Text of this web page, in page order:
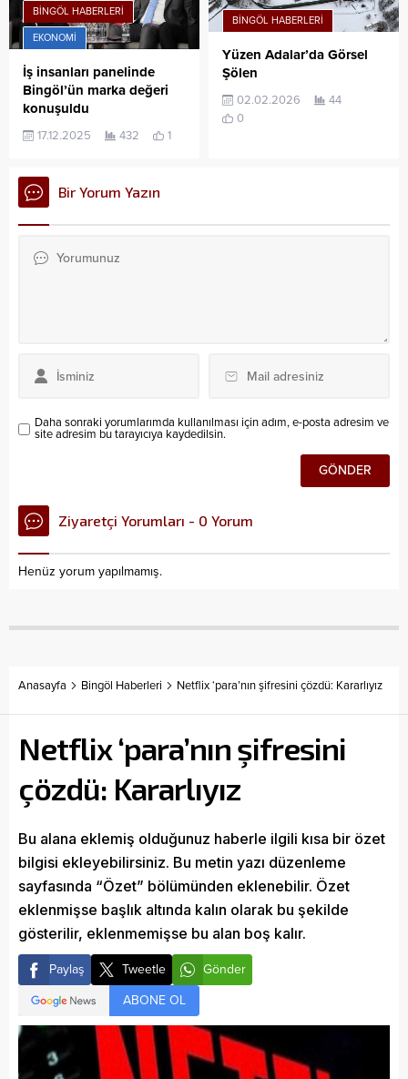
BINGÖL HABERLERI
EKONOMI
İş insanları panelinde
Bingöl’ün marka değeri
konuşuldu
17.12.2025 432 1
BINGÖL HABERLERI
Yüzen Adalar’da Görsel
Şölen
02.02.2026
44
0
Bir Yorum Yazın
Daha sonraki yorumlarımda kullanılması için adım, e-posta adresim ve
site adresim bu tarayıcıya kaydedilsin.
Ziyaretçi Yorumları - 0 Yorum
Henüz yorum yapılmamış.
Anasayfa Bingöl Haberleri Netflix ‘para’nın şifresini çözdü: Kararlıyız
Netflix ‘para’nın şifresini
çözdü: Kararlıyız
Bu alana eklemiş olduğunuz haberle ilgili kısa bir özet
bilgisi ekleyebilirsiniz. Bu metin yazı düzenleme
sayfasında “Özet” bölümünden eklenebilir. Özet
eklenmişse başlık altında kalın olarak bu şekilde
gösterilir, eklenmemişse bu alan boş kalır.
Paylaş Tweetle
Gönder
ABONE OL